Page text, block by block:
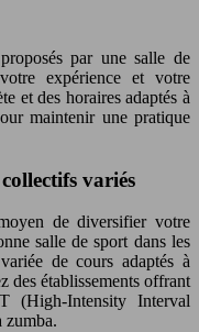
par une salle de
expérience et votre
et des horaires adaptés à
maintenir une pratique
variés
de diversifier votre
salle de sport dans les
de cours adaptés à
des établissements offrant
(High-Intensity Interval
zumba.